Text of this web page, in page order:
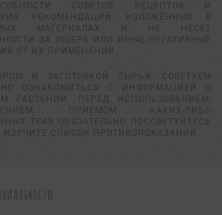
СОВЕТОВ, РЕЦЕПТОВ И
РЕКОМЕНДАЦИЙ, ИЗЛОЖЕННЫХ В
МАТЕРИАЛАХ И НЕ НЕСЕТ
ЗА УЩЕРБ ИЛИ ИНЫЕ НЕГАТИВНЫЕ
ОТ ИХ ПРИМЕНЕНИЯ.
И ЗАГОТОВКОЙ СЫРЬЯ, СОВЕТУЕМ
ОЗНАКОМИТЬСЯ С ИНФОРМАЦИЕЙ О
РАСТЕНИИ. ПЕРЕД ИСПОЛЬЗОВАНИЕМ,
ПРИЕМОМ КАКИХ-ЛИБО
ТРАВ ОБЯЗАТЕЛЬНО ПОСОВЕТУЙТЕСЬ
ИЗУЧИТЕ СПИСОК ПРОТИВОПОКАЗАНИЙ.